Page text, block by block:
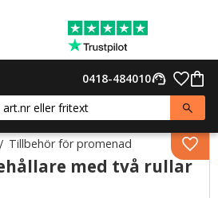
support_agent
0418-484010
Tillbehör för promenad
med två rullar